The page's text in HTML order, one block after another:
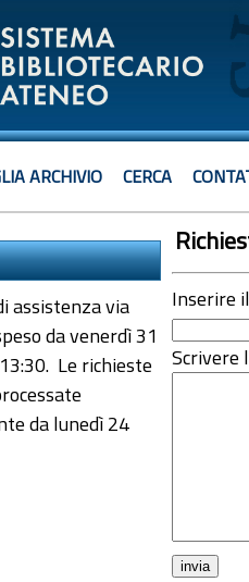
ARCHIVIO CERCA
assistenza via
da venerdì 31
Le richieste
da lunedì 24
Inserire
Scrivere